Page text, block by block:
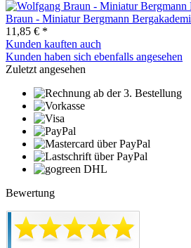
Braun - Miniatur Bergmann
11,85 € *
Kunden kauften auch
Kunden haben sich ebenfalls angesehen
Zuletzt angesehen
Bewertung